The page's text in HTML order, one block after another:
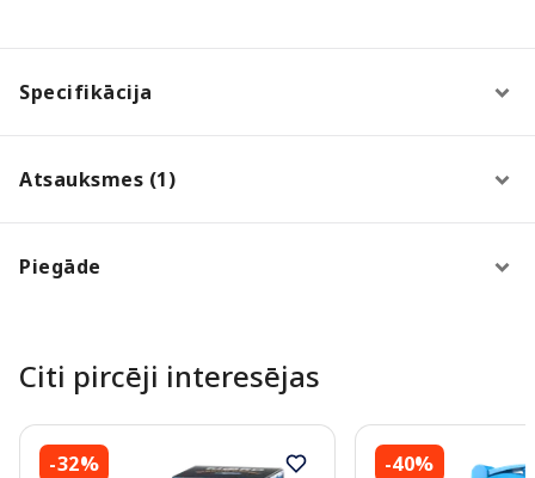
Specifikācija
Atsauksmes (1)
Piegāde
Citi pircēji interesējas
-32% -40%